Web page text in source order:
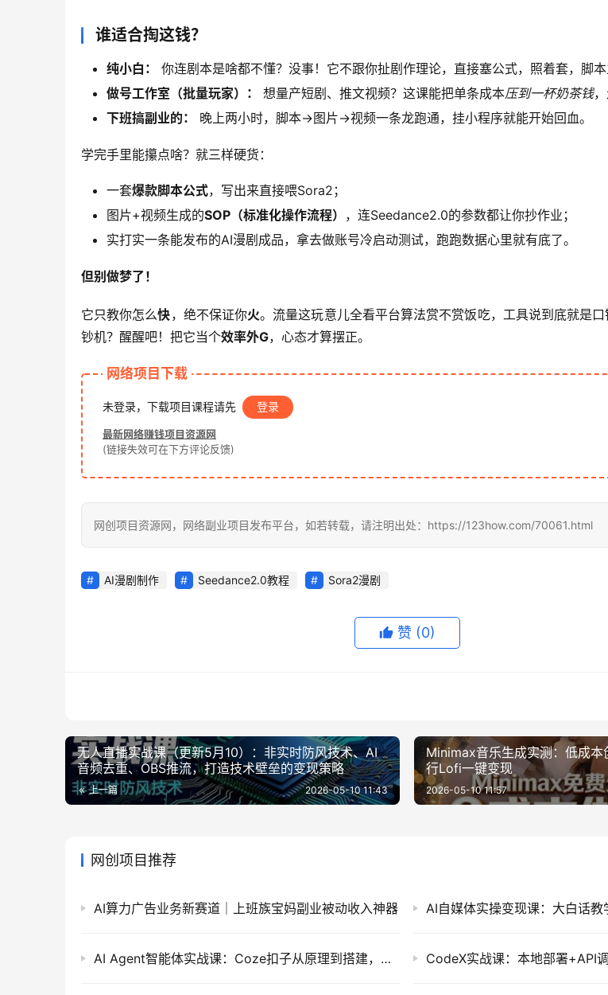
谁适合掏这钱？
纯小白：
你连剧本是啥都不懂？没事！它不跟你扯剧作理论，直接塞公式，照着套，脚本
做号工作室（批量玩家）：
想量产短剧、推文视频？这课能把单条成本压到一杯奶茶钱，
下班搞副业的：
晚上两小时，脚本→图片→视频一条龙跑通，挂小程序就能开始回血。
学完手里能攥点啥？就三样硬货：
一套爆款脚本公式，写出来直接喂Sora2；
图片+视频生成的SOP（标准化操作流程） ，连Seedance2.0的参数都让你抄作业；
实打实一条能发布的AI漫剧成品，拿去做账号冷启动测试，跑跑数据心里就有底了。
但别做梦了！
它只教你怎么快，绝不保证你火。流量这玩意儿全看平台算法赏不赏饭吃，工具说到底就是
钞机？醒醒吧！把它当个效率外G，心态才算摆正。
网络项目下载
未登录，下载项目课程请先 登录
最新网络赚钱项目资源网
(链接失效可在下方评论反馈)
网创项目资源网，网络副业项目发布平台，如若转载，请注明出处：https://123how.com/70061.html
AI漫剧制作 Seedance2.0教程 Sora2漫剧
赞 (0)
无人直播实战课（更新5月10）：非实时防风技术、AI
音频去重、OBS推流，打造技术壁垒的变现策略
上一篇 2026-05-10 11:43
Minimax音乐生成实测：低成本
行Lofi一键变现
2026-05-10 11:57
网创项目推荐
AI算力广告业务新赛道｜上班族宝妈副业被动收入神器
AI Agent智能体实战课：Coze扣子从原理到搭建，零基础学会工作流与RAG知识库